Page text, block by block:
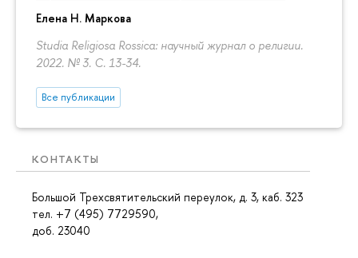
Елена Н. Маркова
Studia Religiosa Rossica: научный журнал о религии.
2022. № 3. С. 13-34.
Все публикации
КОНТАКТЫ
Большой Трехсвятительский переулок, д. 3, каб. 323
тел. +7 (495) 7729590,
доб. 23040